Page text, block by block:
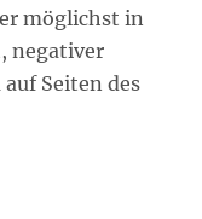
möglichst in
negativer
Seiten des